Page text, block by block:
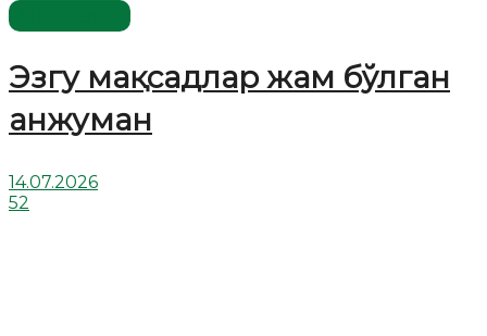
Эзгу мақсадлар жам бўлган
анжуман
14.07.2026
52